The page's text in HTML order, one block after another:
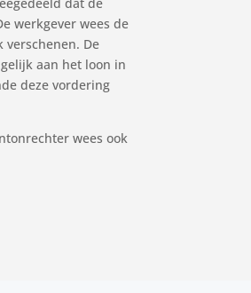
dat de
werkgever wees de
De
aan het loon in
deze vordering
wees ook